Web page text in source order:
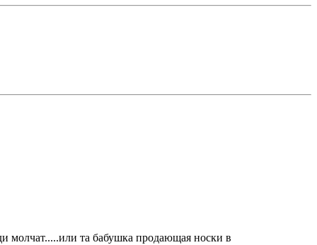
молчат.....или та бабушка продающая носки в